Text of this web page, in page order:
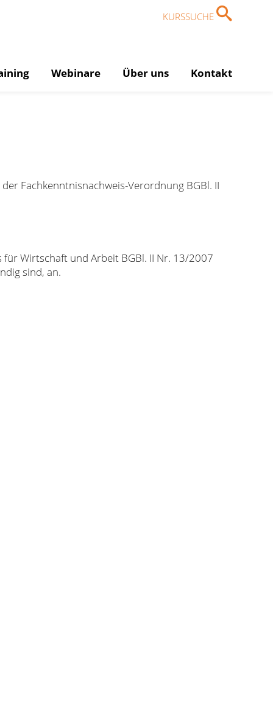
KURSSUCHE
Webinare Über uns Kontakt
Fachkenntnisnachweis-Verordnung BGBl. II
Wirtschaft und Arbeit BGBl. II Nr. 13/2007
sind, an.